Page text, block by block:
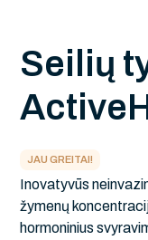
Sei ių t
Active
JAU GREITAI!
Inovatyvūs
žymenų
hormoninius